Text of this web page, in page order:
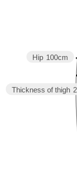
Thickness of thigh
Hip 100cm